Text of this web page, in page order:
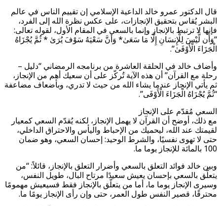
قال الدكتور عمرو خالد الداعية الإسلامي إن تقييم الناس في عالم
البشر يُقاس بتحقيق الإنجازات، على عكس نظرة الله إلى الفرد،
فإنها لا ترتبط بالإنجاز وإنما بالسعي في المقام الأول، لقوله تعالى:
“وَأَن لَّيْسَ لِلْإِنسَانِ إِلَّا مَا سَعَىٰ* وَأَنَّ سَعْيَهُ سَوْفَ يُرَىٰ * ثُمَّ يُجْزَاهُ
الْجَزَاءَ الْأَوْفَىٰ”.
وأضاف خالد في الحلقة العاشرة من برنامجه الرمضاني “دليل –
رحلة مع القرآن” أن هذه الآية تُركّز على أن سعيك أهم من الإنجاز،
ثم يأتي الإنجاز عندما يشاء الله من حيث لا تدري، وبأضعاف مضاعفة
“ثُمَّ يُجْزَاهُ الْجَزَاءَ الْأَوْفَى”.
السعي مُقدّم على الإنجاز
مع ذلك، أوضح أن القرآن لا يهمل الإنجاز، لكنه يُقدّم السعي كمعيار
لقيمتك عند الله، ليحميك من الإحباط واليأس والاحتراق الداخلي،
حتى لا تهوى نفسيًا، والشرط الوحيد: إحسان السعي، وهو ضمان
100 بالمائة للإنجاز يوما ما.
وبين خالد فوائد التعلق بالسعي وأضرار التعلق بالإنجاز، قائلاً: “من
يتعلَّق بالسعي بإحسان يعيش سعيدًا مرتاح البال، طويل النفس،
وسيرى الإنجاز يوما ما، أما من يتعلّق بالإنجاز فقط فسيعيش مهمومًا
محترقًا، قصير النفس طول العمر، حتى وإن رأى الإنجاز يومًا ما.